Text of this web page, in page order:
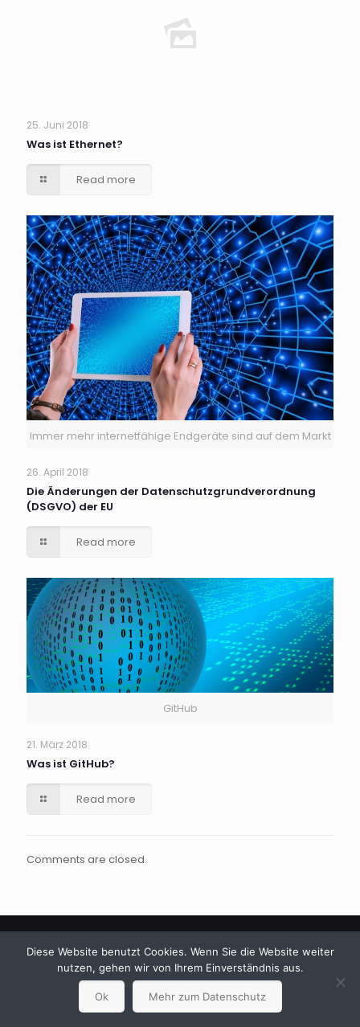
25. Juni 2018
Was ist Ethernet?
Read more
Immer mehr internetfähige Endgeräte sind auf dem Markt
26. April 2018
Die Änderungen der Datenschutzgrundverordnung
(DSGVO) der EU
Read more
GitHub
21. März 2018
Was ist GitHub?
Read more
Comments are closed.
© 2024 Betheme by
| All Rights Reserved |
Powered byWordPress
Diese Website benutzt Cookies. Wenn Sie die Website weiter
nutzen, gehen wir von Ihrem Einverständnis aus.
Ok Mehr zum Datenschutz